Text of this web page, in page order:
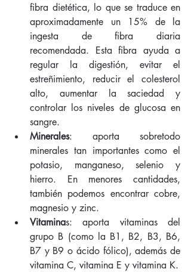
fibra dietética, lo que se traduce en
aproximadamente un 15% de la
ingesta de fibra diaria
recomendada. Esta fibra ayuda a
regular la digestión, evitar el
estreñimiento, reducir el colesterol
alto, aumentar la saciedad y
controlar los niveles de glucosa en
sangre.
Minerales: aporta sobretodo
minerales tan importantes como el
potasio, manganeso, selenio y
hierro. En menores cantidades,
también podemos encontrar cobre,
magnesio y zinc.
Vitaminas: aporta vitaminas del
grupo B (como la B1, B2, B3, B6,
B7 y B9 o ácido fólico), además de